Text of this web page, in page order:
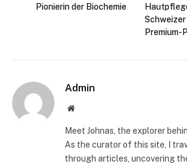
Pionierin der Biochemie
Premium-
Admin
Website
Meet Johnas, the explorer
As the curator of this site, I
through articles, uncovering